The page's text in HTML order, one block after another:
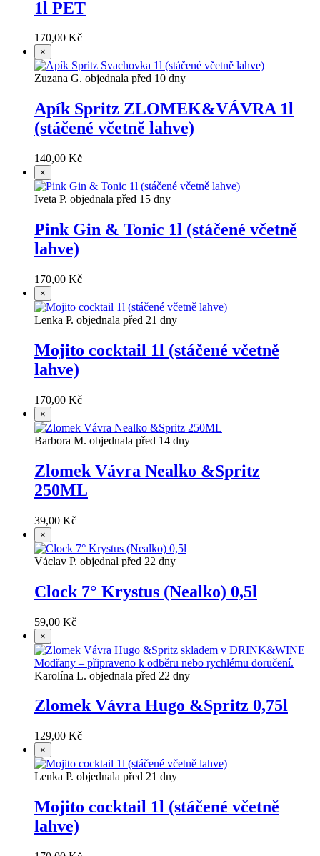
1l PET
170,00 Kč
×
Zuzana G. objednala před 10 dny
Apík Spritz ZLOMEK&VÁVRA 1l
(stáčené včetně lahve)
140,00 Kč
×
Iveta P. objednala před 15 dny
Pink Gin & Tonic 1l (stáčené včetně
lahve)
170,00 Kč
×
Lenka P. objednala před 21 dny
Mojito cocktail 1l (stáčené včetně
lahve)
170,00 Kč
×
Barbora M. objednala před 14 dny
Zlomek Vávra Nealko &Spritz
250ML
39,00 Kč
×
Václav P. objednal před 22 dny
Clock 7° Krystus (Nealko) 0,5l
59,00 Kč
×
Karolína L. objednala před 22 dny
Zlomek Vávra Hugo &Spritz 0,75l
129,00 Kč
×
Lenka P. objednala před 21 dny
Mojito cocktail 1l (stáčené včetně
lahve)